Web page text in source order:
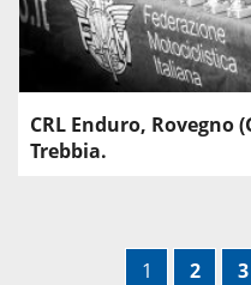
CRL Enduro, Rovegno
Trebbia.
1 2 3